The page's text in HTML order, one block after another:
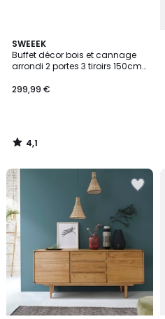
SWEEEK
Buffet décor bois et cannage
arrondi 2 portes 3 tiroirs 150cm
299,99 €
4,1
/ 5
4,1
/